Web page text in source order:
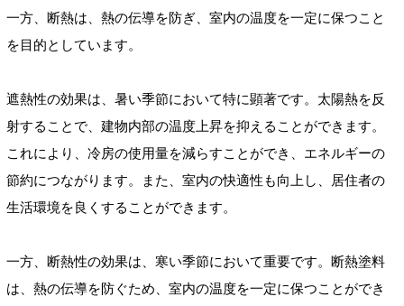
一方、断熱は、熱の伝導を防ぎ、室内の温度を一定に保つこと
を目的としています。
遮熱性の効果は、暑い季節において特に顕著です。太陽熱を反
射することで、建物内部の温度上昇を抑えることができます。
これにより、冷房の使用量を減らすことができ、エネルギーの
節約につながります。また、室内の快適性も向上し、居住者の
生活環境を良くすることができます。
一方、断熱性の効果は、寒い季節において重要です。断熱塗料
は、熱の伝導を防ぐため、室内の温度を一定に保つことができ